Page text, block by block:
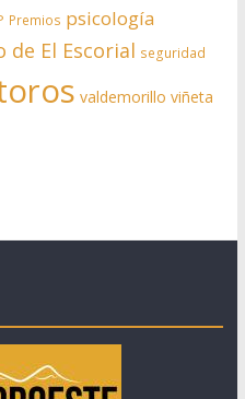
Premios psicología
de El Escorial seguridad
valdemorillo viñeta